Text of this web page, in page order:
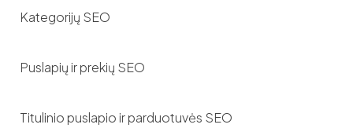
Kategorijų SEO
Puslapių ir prekių SEO
Titulinio puslapio ir parduotuvės SEO